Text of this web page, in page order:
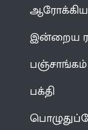
இன்றைய
பஞ்சாங்கம்
பக்தி